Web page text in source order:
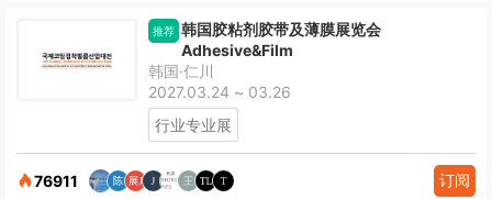
推荐 韩国胶粘剂胶带及薄膜展览会
Adhesive&Film
韩国·仁川
2027.03.24 ~ 03.26
行业专业展
76911 订阅